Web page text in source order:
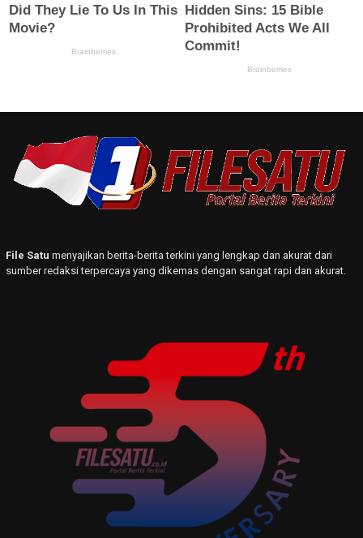
File Satu menyajikan berita-berita terkini yang lengkap dan akurat dari
sumber redaksi terpercaya yang dikemas dengan sangat rapi dan akurat.